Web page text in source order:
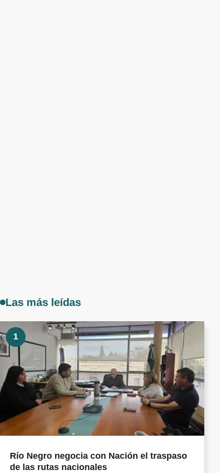
Las más leídas
1
Río Negro negocia con Nación el traspaso
de las rutas nacionales